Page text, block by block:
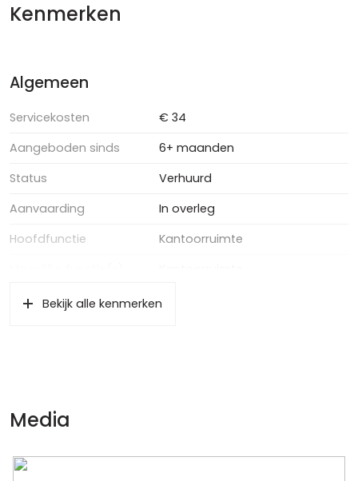
Kenmerken
Algemeen
Servicekosten
€ 34
Aangeboden sinds
6+ maanden
Status
Verhuurd
Aanvaarding
In overleg
Hoofdfunctie
Kantoorruimte
Soort bouw
Bestaande bouw
Energielabel
Bekijk alle kenmerken
Media